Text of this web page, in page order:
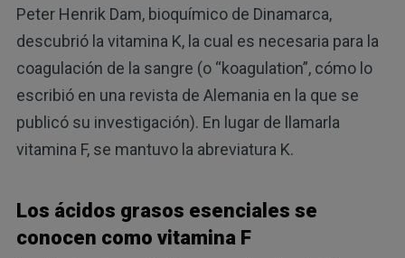
Peter Henrik Dam, bioquímico de Dinamarca,
descubrió la vitamina K, la cual es necesaria para la
coagulación de la sangre (o “koagulation”, cómo lo
escribió en una revista de Alemania en la que se
publicó su investigación). En lugar de llamarla
vitamina F, se mantuvo la abreviatura K.
Los ácidos grasos esenciales se
conocen como vitamina F